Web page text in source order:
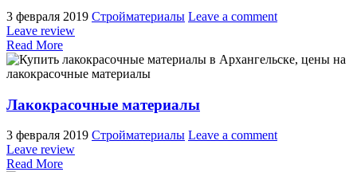
3 февраля 2019 Стройматериалы Leave a comment
Leave review
Read More
Лакокрасочные материалы
3 февраля 2019 Стройматериалы Leave a comment
Leave review
Read More